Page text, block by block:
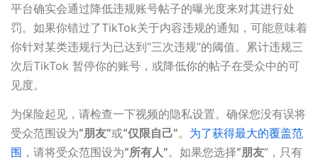
平台确实会通过降低违规账号帖子的曝光度来对其进行处
罚。如果你错过了TikTok关于内容违规的通知，可能意味着
你针对某类违规行为已达到“三次违规”的阈值。累计违规三
次后TikTok 暂停你的账号，或降低你的帖子在受众中的可
见度。
为保险起见，请检查一下视频的隐私设置。确保您没有误将
受众范围设为“朋友”或“仅限自己”。 为了获得最大的覆盖范
围 ，请将受众范围设为“所有人”。如果您选择“朋友”，只有